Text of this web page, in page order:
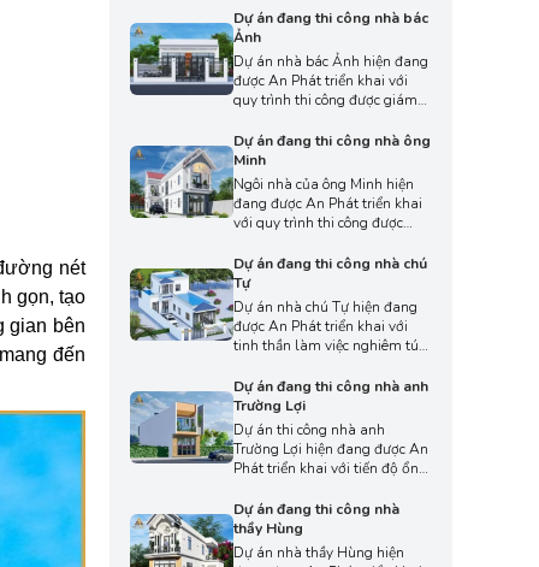
nét
gọn, tạo
gian bên
đến
Ngay từ những bước đầu, đội
ngũ An Phát đã chú trọng
từng chi tiết, từ khảo sát thực
tế, chuẩn bị mặt bằng đến thi
công phần móng, nhằm đảm
bảo chất lượng và tiến độ cho
dự án.
Dự án đang thi công nhà bác
Ảnh
Dự án nhà bác Ảnh hiện đang
được An Phát triển khai với
quy trình thi công được giám
giai đoạn đầu. Dự án hứa hẹn
mang đến cho bác Ảnh một
không gian sống bền vững,
tiện nghi và thẩm mỹ, phản
ánh sự tận tâm và chuyên
nghiệp trong từng chi tiết.
Dự án đang thi công nhà ông
Minh
Ngôi nhà của ông Minh hiện
đang được An Phát triển khai
với quy trình thi công được
giai đoạn đầu tiên. Ngay từ
những bước đầu tiên, đội ngũ
An Phát luôn theo dõi sát sao
để đảm bảo mọi hạng mục
được triển khai đúng kỹ thuật
Dự án đang thi công nhà chú
Tự
Dự án nhà chú Tự hiện đang
được An Phát triển khai với
tinh thần làm việc nghiêm túc
ở từng hạng mục. Dự án hứa
hẹn sẽ mang đến cho chú Tự
một ngôi nhà bền vững, tiện
nghi và thẩm mỹ, phản ánh
trọn vẹn sự tận tâm của đội
Dự án đang thi công nhà anh
Trường Lợi
Dự án thi công nhà anh
Trường Lợi hiện đang được An
Phát triển khai với tiến độ ổn
được giám sát kỹ lưỡng. Dự
án hứa hẹn mang đến cho anh
Trường Lợi một không gian
Dự án đang thi công nhà
thầy Hùng
Dự án nhà thầy Hùng hiện